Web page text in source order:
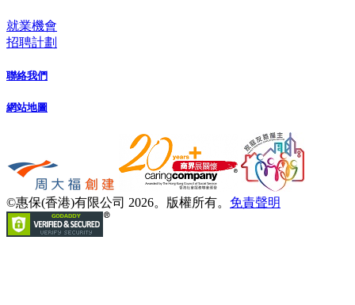
就業機會
招聘計劃
聯絡我們
網站地圖
©惠保(香港)有限公司 2026。版權所有。 免責聲明